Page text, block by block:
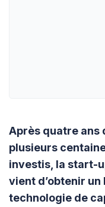
Après quatre ans
plusieurs
investis, la start-
vient d’obtenir
technologie de